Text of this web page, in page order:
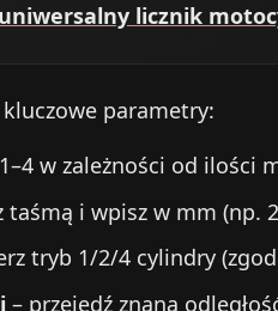
uniwersalny licznik
parametry:
w zależności od ilości
taśmą i wpisz w mm (np.
tryb 1/2/4 cylindry
– przejedź znaną